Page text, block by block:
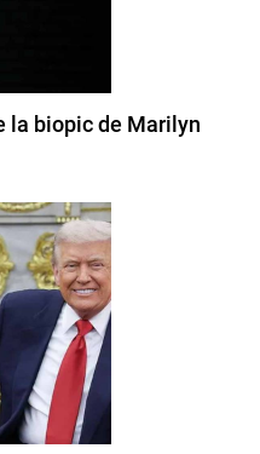
la biopic de Marilyn